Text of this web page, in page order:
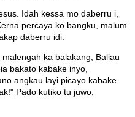
Idah kessa mo daberru i,
percaya ko bangku, malum
daberru idi.
ka balakang, Baliau
bakato kabake inyo,
angkau layi picayo kabake
Pado kutiko tu juwo,